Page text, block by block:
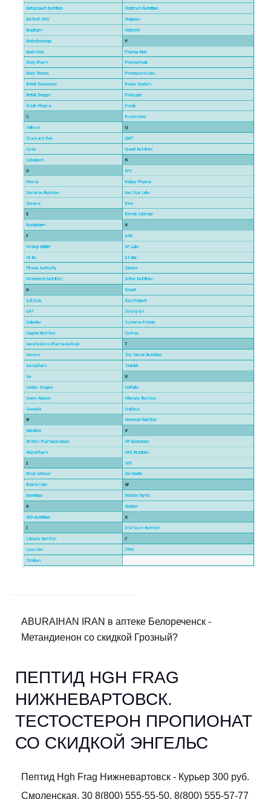
ABURAIHAN IRAN в аптеке Белореченск -
Метандиенон со скидкой Грозный?
ПЕПТИД HGH FRAG
НИЖНЕВАРТОВСК.
ТЕСТОСТЕРОН ПРОПИОНАТ
СО СКИДКОЙ ЭНГЕЛЬС
Пептид Hgh Frag Нижневартовск - Курьер 300 руб.
Смоленская, 30 8(800) 555-55-50, 8(800) 555-57-77